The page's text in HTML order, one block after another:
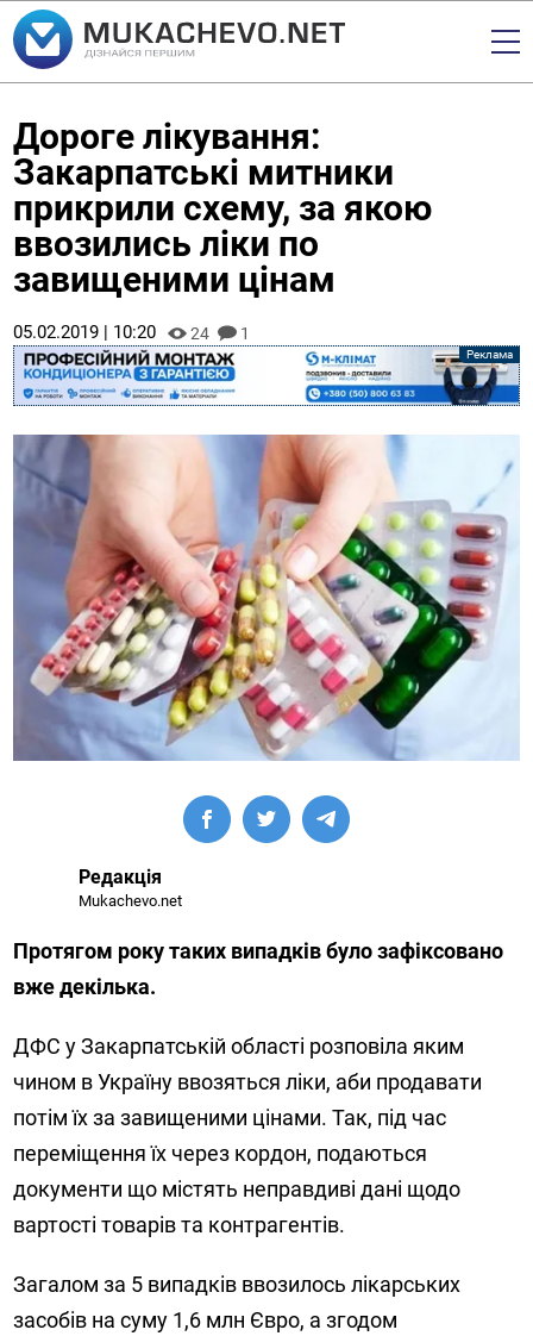
Дороге лікування:
Закарпатські митники
прикрили схему, за якою
ввозились ліки по
завищеними цінам
05.02.2019 | 10:20 24 1
Редакція
Mukachevo.net
Протягом року таких випадків було зафіксовано
вже декілька.
ДФС у Закарпатській області розповіла яким
чином в Україну ввозяться ліки, аби продавати
потім їх за завищеними цінами. Так, під час
переміщення їх через кордон, подаються
документи що містять неправдиві дані щодо
вартості товарів та контрагентів.
Загалом за 5 випадків ввозилось лікарських
засобів на суму 1,6 млн Євро, а згодом